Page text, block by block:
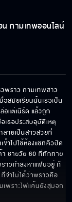
กามเทพออนไลน์
พราว กามเทพสาว
สมัยเรียนนั้นเธอเป็น
แต่เนิร์ด แล้วถูก
เธอประสบอุบัติเหตุ
ลายเป็นสาวสวยที่
าไปใช้ห้องแชทคิวปิด
า ชายวัย 60 ที่ทักทาย
าวกำลังหาแฟนอยู่ ก็
จำไม่ได้ว่าพราวคือ
พราะไฟแค้นยังสุมอก